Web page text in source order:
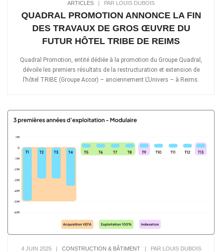
ARTICLES
PAR LOUIS DUBOIS
QUADRAL PROMOTION ANNONCE LA FIN
DES TRAVAUX DE GROS ŒUVRE DU
FUTUR HÔTEL TRIBE DE REIMS
Quadral Promotion, entité dédiée à la promotion du Groupe Quadral,
dévoile les premiers résultats de la restructuration et extension de
l’hôtel TRIBE (Groupe Accor) – anciennement L’Univers – à Reims.
4 JUIN 2025| CONSTRUCTION & BÂTIMENT| PAR LOUIS DUBOIS